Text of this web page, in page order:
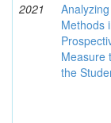
2021
Methods
Measure
the